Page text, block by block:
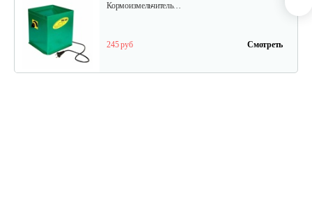
Кормоизмельчитель…
245 руб Смотреть